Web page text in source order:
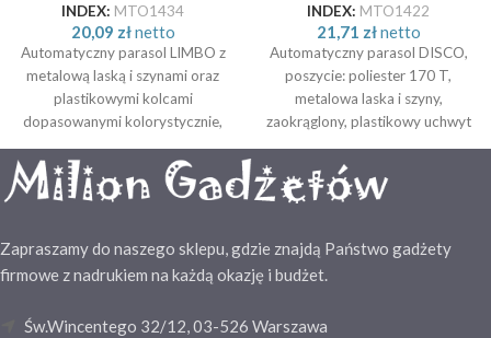
INDEX: MTO1434
20,09 złnetto
Automatyczny parasol LIMBO z
metalową laską i szynami oraz
plastikowymi kolcami
dopasowanymi kolorystycznie,
wykończeniem, poszycie
poliestrowe, zamknięcie na rzep
INDEX: MTO1422
21,71 złnetto
Automatyczny parasol DISCO,
poszycie: poliester 170 T,
metalowa laska i szyny,
zaokrąglony, plastikowy uchwyt
Ø103 cm
Zapraszamy do naszego sklepu, gdzie znajdą Państwo gadżety
firmowe z nadrukiem na każdą okazję i budżet.
Św.Wincentego 32/12, 03-526 Warszawa